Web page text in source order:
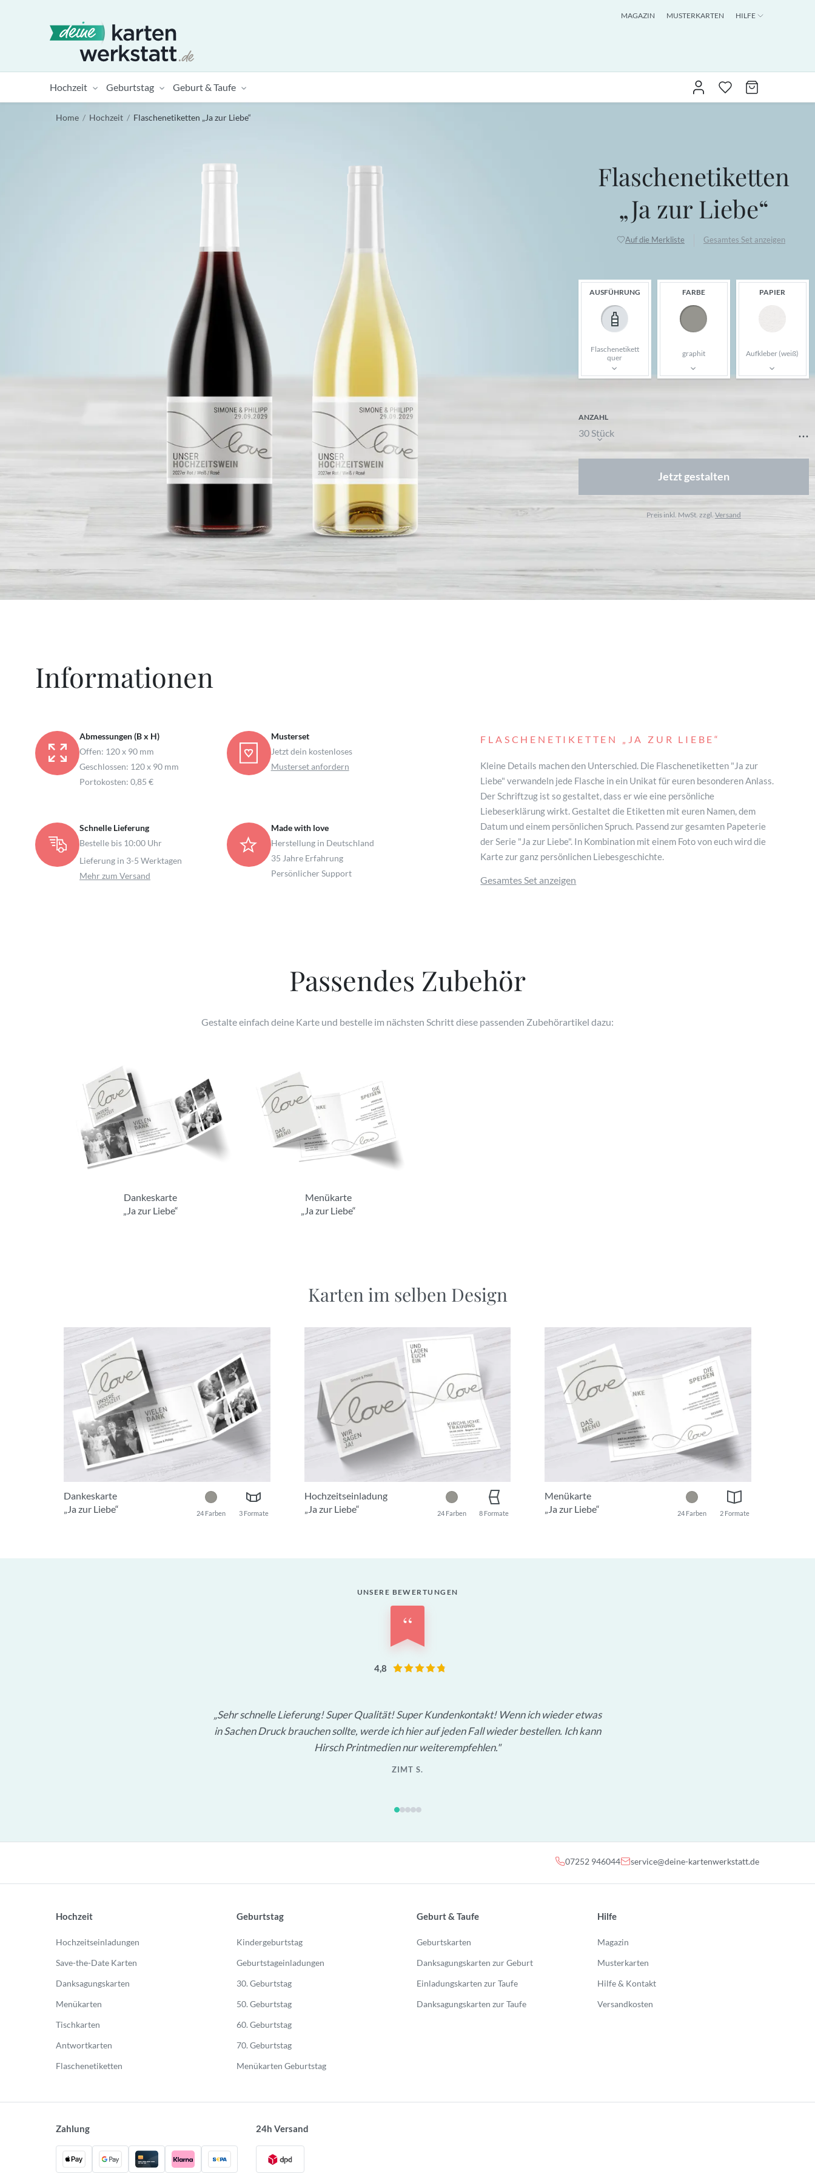
MAGAZIN MUSTERKARTEN HILFE
Hochzeit Geburtstag Geburt & Taufe
Home / Hochzeit / Flaschenetiketten „Ja zur Liebe“
Flaschenetiketten
„Ja zur Liebe“
Auf die Merkliste Gesamtes Set anzeigen
AUSFÜHRUNG
Flaschenetikett
quer
FARBE
graphit
PAPIER
Aufkleber (weiß)
ANZAHL
30 Stück ...
Jetzt gestalten
Preis inkl. MwSt. zzgl. Versand
Informationen
Abmessungen (B x H)
Offen: 120 x 90 mm
Geschlossen: 120 x 90 mm
Portokosten: 0,85 €
Musterset
Jetzt dein kostenloses
Musterset anfordern
Schnelle Lieferung
Bestelle bis 10:00 Uhr
Lieferung in 3-5 Werktagen
Mehr zum Versand
Made with love
Herstellung in Deutschland
35 Jahre Erfahrung
Persönlicher Support
FLASCHENETIKETTEN „JA ZUR LIEBE“
Kleine Details machen den Unterschied. Die Flaschenetiketten "Ja zur
Liebe" verwandeln jede Flasche in ein Unikat für euren besonderen Anlass.
Der Schriftzug ist so gestaltet, dass er wie eine persönliche
Liebeserklärung wirkt. Gestaltet die Etiketten mit euren Namen, dem
Datum und einem persönlichen Spruch. Passend zur gesamten Papeterie
der Serie "Ja zur Liebe". In Kombination mit einem Foto von euch wird die
Karte zur ganz persönlichen Liebesgeschichte.
Gesamtes Set anzeigen
Passendes Zubehör
Gestalte einfach deine Karte und bestelle im nächsten Schritt diese passenden Zubehörartikel dazu:
Dankeskarte
„Ja zur Liebe“
Menükarte
„Ja zur Liebe“
Karten im selben Design
Dankeskarte
„Ja zur Liebe“
3 Formate
24 Farben
Hochzeitseinladung
„Ja zur Liebe“
8 Formate
24 Farben
Menükarte
„Ja zur Liebe“
2 Formate
24 Farben
UNSERE BEWERTUNGEN
“
4,8
Sehr schnelle Lieferung! Super Qualität! Super Kundenkontakt! Wenn ich wieder etwas
in Sachen Druck brauchen sollte, werde ich hier auf jeden Fall wieder bestellen. Ich kann
Hirsch Printmedien nur weiterempfehlen.
ZIMT S.
07252 946044 service@deine-kartenwerkstatt.de
Hochzeit
Hochzeitseinladungen
Save-the-Date Karten
Danksagungskarten
Menükarten
Tischkarten
Antwortkarten
Flaschenetiketten
Geburtstag
Kindergeburtstag
Geburtstageinladungen
30. Geburtstag
50. Geburtstag
60. Geburtstag
70. Geburtstag
Menükarten Geburtstag
Geburt & Taufe
Geburtskarten
Danksagungskarten zur Geburt
Einladungskarten zur Taufe
Danksagungskarten zur Taufe
Hilfe
Magazin
Musterkarten
Hilfe & Kontakt
Versandkosten
Zahlung 24h Versand